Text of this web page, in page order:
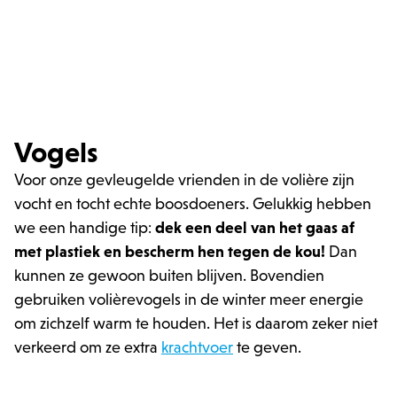
Vogels
Voor onze gevleugelde vrienden in de volière zijn
vocht en tocht echte boosdoeners. Gelukkig hebben
we een handige tip: dek een deel van het gaas af
met plastiek en bescherm hen tegen de kou! Dan
kunnen ze gewoon buiten blijven. Bovendien
gebruiken volièrevogels in de winter meer energie
om zichzelf warm te houden. Het is daarom zeker niet
verkeerd om ze extra krachtvoer te geven.
.zowizoo.be
_username .zowizoo.be
product-added-modal .zowizoo.be